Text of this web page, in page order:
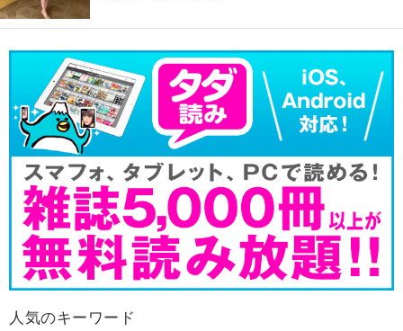
人気のキーワード